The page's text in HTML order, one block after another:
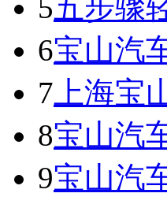
5五步骤
6宝山汽
7 上海宝
8宝山汽
9宝山汽